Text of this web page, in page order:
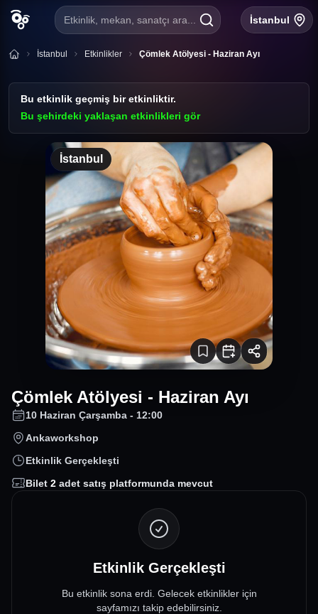
Etkinlik, mekan, sanatçı ara... İstanbul
İstanbul Etkinlikler Çömlek Atölyesi - Haziran Ayı
Bu etkinlik geçmiş bir etkinliktir.
Bu şehirdeki yaklaşan etkinlikleri gör
İstanbul
Çömlek Atölyesi - Haziran Ayı
10 Haziran Çarşamba - 12:00
Ankaworkshop
Etkinlik Gerçekleşti
Bilet 2 adet satış platformunda mevcut
Etkinlik Gerçekleşti
Bu etkinlik sona erdi. Gelecek etkinlikler için
sayfamızı takip edebilirsiniz.